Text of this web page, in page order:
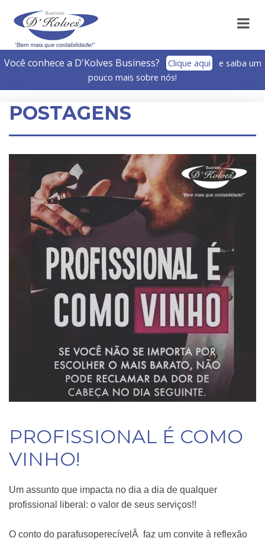
Você conhece a D'Kolves Business?­ Clique aqui
e saiba um
pouco mais sobre nós!
POSTAGENS
PROFISSIONAL É COMO
VINHO!
Um assunto que impacta no dia a dia de qualquer
profissional liberal: o valor de seus serviços!!
O conto do parafusoperecívelÂ faz um convite à reflexão